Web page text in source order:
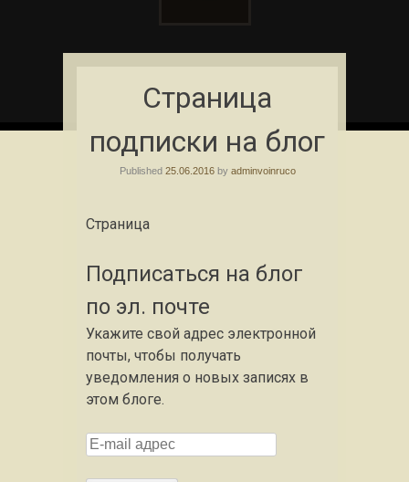
Skip to content
Страница
подписки на блог
Published 25.06.2016by adminvoinruco
Страница
Подписаться на блог
по эл. почте
Укажите свой адрес электронной
почты, чтобы получать
уведомления о новых записях в
этом блоге.
E